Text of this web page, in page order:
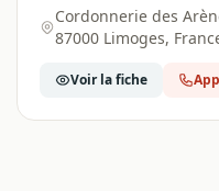
Cordonnerie des
87000 Limoges,
Voir la fiche